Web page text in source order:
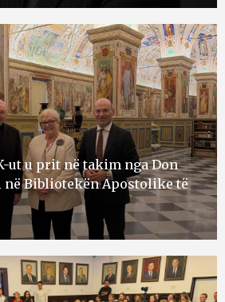
ut u prit në takim nga Don
në Bibliotekën Apostolike të